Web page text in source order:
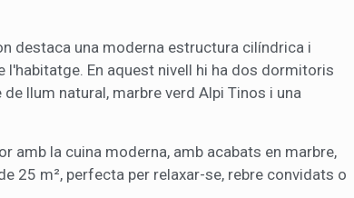
destaca una moderna estructura cilíndrica i
En aquest nivell hi ha dos dormitoris
llum natural, marbre verd Alpi Tinos i una
amb la cuina moderna, amb acabats en marbre,
25 m², perfecta per relaxar-se, rebre convidats o
web i mostrar publicitat relacionada amb el perfil de
Guardar configuració Acceptar totes